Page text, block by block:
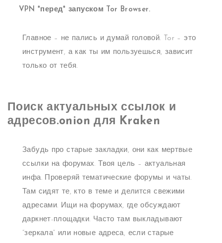
VPN *перед* запуском Tor Browser.
Главное – не пались и думай головой. Tor – это
инструмент, а как ты им пользуешься, зависит
только от тебя.
Поиск актуальных ссылок и
адресов.onion для Kraken
Забудь про старые закладки, они как мертвые
ссылки на форумах. Твоя цель – актуальная
инфа. Проверяй тематические форумы и чаты.
Там сидят те, кто в теме и делится свежими
адресами. Ищи на форумах, где обсуждают
даркнет-площадки. Часто там выкладывают
“зеркала” или новые адреса, если старые